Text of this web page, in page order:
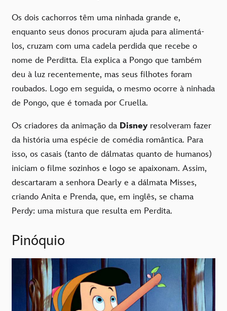
Os dois cachorros têm uma ninhada grande e,
enquanto seus donos procuram ajuda para alimentá-
los, cruzam com uma cadela perdida que recebe o
nome de Perditta. Ela explica a Pongo que também
deu à luz recentemente, mas seus filhotes foram
roubados. Logo em seguida, o mesmo ocorre à ninhada
de Pongo, que é tomada por Cruella.
Os criadores da animação da Disney resolveram fazer
da história uma espécie de comédia romântica. Para
isso, os casais (tanto de dálmatas quanto de humanos)
iniciam o filme sozinhos e logo se apaixonam. Assim,
descartaram a senhora Dearly e a dálmata Misses,
criando Anita e Prenda, que, em inglês, se chama
Perdy: uma mistura que resulta em Perdita.
Pinóquio